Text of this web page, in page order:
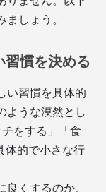
しょう。
習慣を決める
い習慣を具体的
ような漠然とし
をする」「食
体的で小さな行
くするのか、